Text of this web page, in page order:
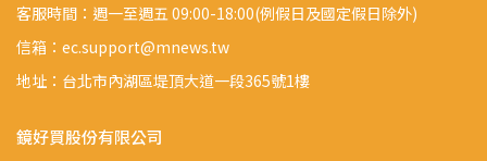
客服時間：週一至週五 09:00-18:00(例假日及國定假日除外)
信箱：ec.support@mnews.tw
地址：台北市內湖區堤頂大道一段365號1樓
鏡好買股份有限公司